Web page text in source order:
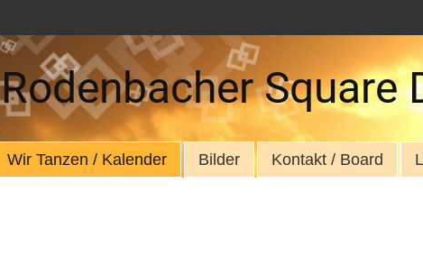
Rodenbacher Square
Wir Tanzen / Kalender Bilder Kontakt / Board